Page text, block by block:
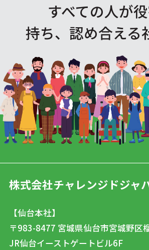
すべての人が
持ち、認め合える
株式会社チャレンジドジャ
【仙台本社】
〒983-8477 宮城県仙台市宮城野区
JR仙台イーストゲートビル6F